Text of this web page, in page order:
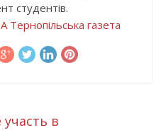
студентів.
Тернопільська газета
в